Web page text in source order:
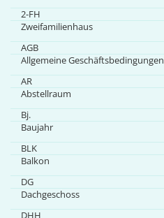
2-FH
Zweifamilienhaus
AGB
Allgemeine Geschäftsbedingungen
AR
Abstellraum
Bj.
Baujahr
BLK
Balkon
DG
Dachgeschoss
DHH